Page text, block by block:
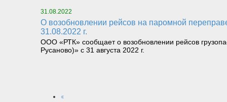
31.08.2022
О возобновлении рейсов на паромной переправе МР "Троицко-Печорский": «Левый берег р.Печора – правый берег р.Печора (на Русаново)» с
31.08.2022 г.
ООО «РТК» сообщает о возобновлении рейсов
Русаново)» с 31 августа 2022 г.
«